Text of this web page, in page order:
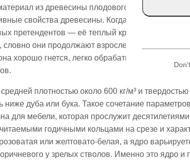
из древесины плодового дерева,
свойства древесины. Когда речь заходит
претендентов — её теплый красновато-
они продолжают взрослеть вместе с
хорошо гнется, легко обрабатывается и при
плотностью около 600 кг/м³ и
ниже дуба или бука. Такое сочетание
для мебели, которая прослужит
годичными кольцами на срезе и
или желтовато-белая, а ядро
у зрелых стволов. Именно это ядро и